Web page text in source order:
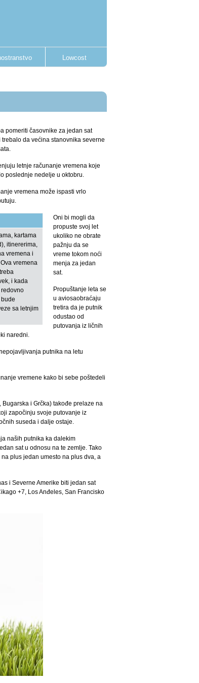
Lowcost
pomeriti časovnike za jedan sat
da većina stanovnika severne
letnje računanje vremena koje
poslednje nedelje u oktobru.
vremena može ispasti vrlo
kartama
itinererima,
vremena i
vremena
i kada
sa letnjim
Oni bi mogli da
propuste svoj let
ukoliko ne obrate
pažnju da se
vreme tokom noći
menja za jedan
sat.
Propuštanje leta se
u aviosaobraćaju
tretira da je putnik
odustao od
putovanja iz ličnih
naredni.
putnika na letu
vremene kako bi sebe poštedeli
i Grčka) takođe prelaze na
započinju svoje putovanje iz
suseda i dalje ostaje.
naših putnika ka dalekim
sat u odnosu na te zemlje. Tako
plus jedan umesto na plus dva, a
i Severne Amerike biti jedan sat
+7, Los Anđeles, San Francisko